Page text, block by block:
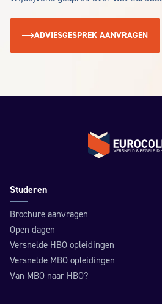
ADVIESGESPREK AANVRAGEN
Terug naar de homepage
Studeren
Brochure aanvragen
Open dagen
Versnelde HBO opleidingen
Versnelde MBO opleidingen
Van MBO naar HBO?